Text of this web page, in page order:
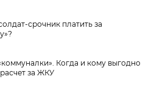
срочник платить за
Когда и кому выгодно
за ЖКУ